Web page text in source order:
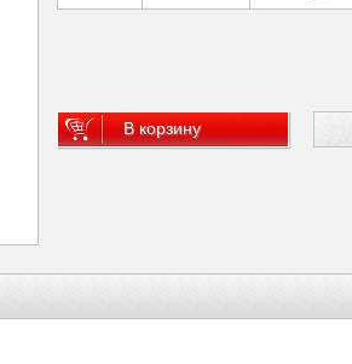
В корзину